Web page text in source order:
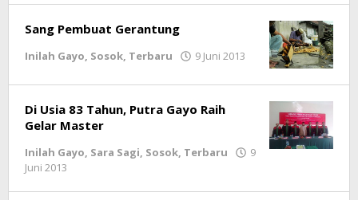
Sang Pembuat Gerantung
Inilah Gayo, Sosok, Terbaru 9 Juni 2013
oleh
lintasgayo.co
Di Usia 83 Tahun, Putra Gayo Raih
Gelar Master
Inilah Gayo, Sara Sagi, Sosok, Terbaru
9
Juni 2013